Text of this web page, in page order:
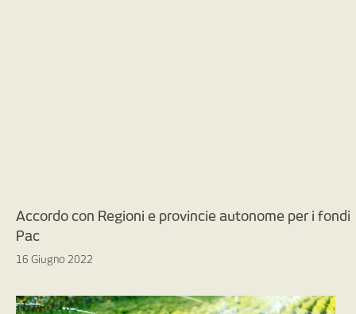
Accordo con Regioni e provincie autonome per i fondi
Pac
16 Giugno 2022